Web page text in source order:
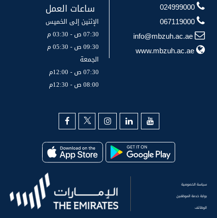
024999000
067119000
info@mbzuh.ac.ae
www.mbzuh.ac.ae
ساعات العمل
الإثنين إلى الخميس
07:30 ص - 03:30 م
09:30 ص - 05:30 م
الجمعة
07:30 ص - 12:00م
08:00 ص - 12:30م
سياسة الخصوصية
بوابة خدمة الموظفين
الوظائف